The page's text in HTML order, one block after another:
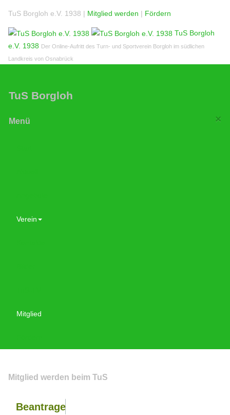
TuS Borgloh e.V. 1938 | Mitglied werden | Fördern
TuS Borgloh
e.V. 1938 Der Online-Aufritt des Turn- und Sportverein Borgloh im südlichen
Landkreis von Osnabrück
TuS Borgloh
×
Menü
Verein
Mitglied
Mitglied werden beim TuS
Beantrage